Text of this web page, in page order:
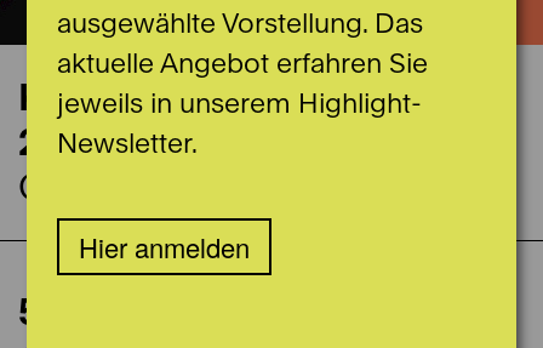
Konzerttermin
21.12.2023
Casino Bern Grosser Saal
110 Minuten inkl. Pause
5. Symphoniekonzert:
ausgewählte Vorstellung. Das
aktuelle Angebot erfahren Sie
jeweils in unserem Highlight-
Newsletter.
Hier anmelden